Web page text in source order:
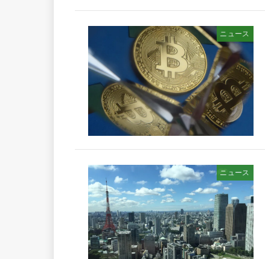
ニュース
ニュース